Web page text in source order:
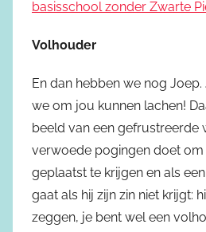
basisschool zonder Zwarte
Volhouder
En dan hebben we nog
we om jou kunnen lachen!
beeld van een gefrustreerde
verwoede pogingen doet om
geplaatst te krijgen en als
gaat als hij zijn zin niet krijgt:
zeggen, je bent wel een